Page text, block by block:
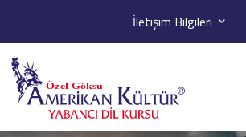
İletişim Bilgileri